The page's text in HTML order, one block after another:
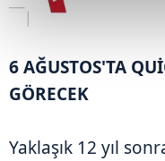
6 AĞUSTOS'TA
GÖRECEK
Yaklaşık 12 yıl